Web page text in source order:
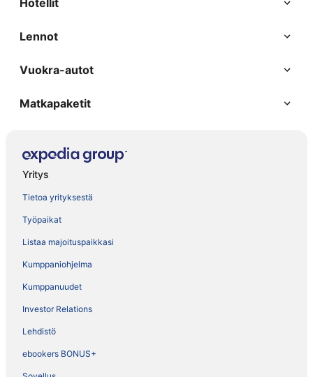
Hotellit
Lennot
Vuokra-autot
Matkapaketit
Yritys
Tietoa yrityksestä
Työpaikat
Listaa majoituspaikkasi
Kumppaniohjelma
Kumppanuudet
Investor Relations
Lehdistö
ebookers BONUS+